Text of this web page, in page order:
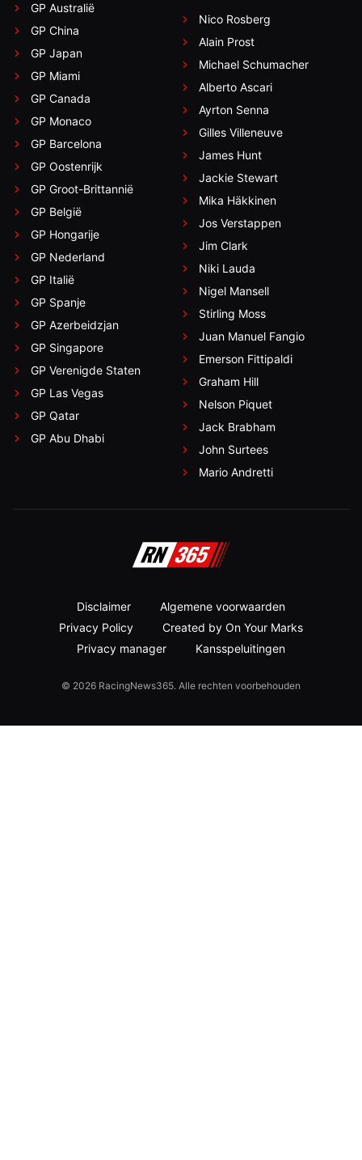
GP Australië
GP China
GP Japan
GP Miami
GP Canada
GP Monaco
GP Barcelona
GP Oostenrijk
GP Groot-Brittannië
GP België
GP Hongarije
GP Nederland
GP Italië
GP Spanje
GP Azerbeidzjan
GP Singapore
GP Verenigde Staten
GP Las Vegas
GP Qatar
GP Abu Dhabi
Nico Rosberg
Alain Prost
Michael Schumacher
Alberto Ascari
Ayrton Senna
Gilles Villeneuve
James Hunt
Jackie Stewart
Mika Häkkinen
Jos Verstappen
Jim Clark
Niki Lauda
Nigel Mansell
Stirling Moss
Juan Manuel Fangio
Emerson Fittipaldi
Graham Hill
Nelson Piquet
Jack Brabham
John Surtees
Mario Andretti
Disclaimer
Algemene voorwaarden
Privacy Policy
Created by On Your Marks
Privacy manager
Kansspeluitingen
© 2026 RacingNews365. Alle rechten voorbehouden